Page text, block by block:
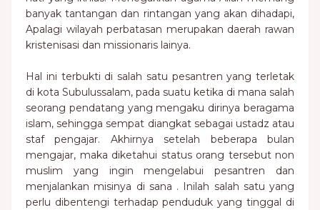
banyak tantangan dan rintangan yang akan dihadapi,
Apalagi wilayah perbatasan merupakan daerah rawan
kristenisasi dan missionaris lainya.
Hal ini terbukti di salah satu pesantren yang terletak
di kota Subulussalam, pada suatu ketika di mana salah
seorang pendatang yang mengaku dirinya beragama
islam, sehingga sempat diangkat sebagai ustadz atau
staf pengajar. Akhirnya setelah beberapa bulan
mengajar, maka diketahui status orang tersebut non
muslim yang ingin mengelabui pesantren dan
menjalankan misinya di sana . Inilah salah satu yang
perlu dibentengi terhadap penduduk yang tinggal di